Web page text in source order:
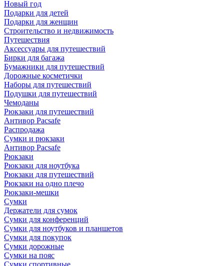
Новый год
Подарки для детей
Подарки для женщин
Строительство и недвижимость
Путешествия
Аксессуары для путешествий
Бирки для багажа
Бумажники для путешествий
Дорожные косметички
Наборы для путешествий
Подушки для путешествий
Чемоданы
Рюкзаки для путешествий
Антивор Pacsafe
Распродажа
Сумки и рюкзаки
Антивор Pacsafe
Рюкзаки
Рюкзаки для ноутбука
Рюкзаки для путешествий
Рюкзаки на одно плечо
Рюкзаки-мешки
Сумки
Держатели для сумок
Сумки для конференций
Сумки для ноутбуков и планшетов
Сумки для покупок
Сумки дорожные
Сумки на пояс
Сумки спортивные